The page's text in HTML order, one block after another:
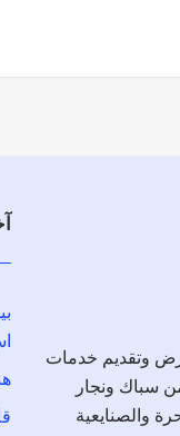
وتقديم خدمات
سباك ونجار
والصنايعية